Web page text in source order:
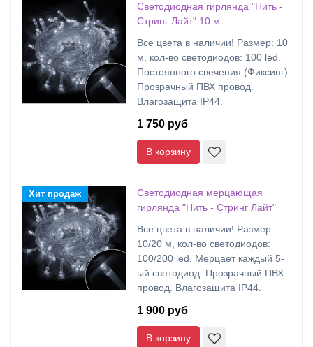
Светодиодная гирлянда "Нить -
Стринг Лайт" 10 м
Все цвета в наличии! Размер: 10
м, кол-во светодиодов: 100 led.
Постоянного свечения (Фиксинг).
Прозрачный ПВХ провод.
Влагозащита IP44.
1 750 руб
В корзину
Хит продаж
Светодиодная мерцающая
гирлянда "Нить - Стринг Лайт"
Все цвета в наличии! Размер:
10/20 м, кол-во светодиодов:
100/200 led. Мерцает каждый 5-
ый светодиод. Прозрачный ПВХ
провод. Влагозащита IP44.
1 900 руб
В корзину